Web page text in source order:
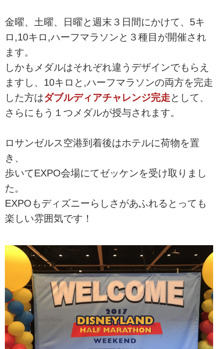
金曜、土曜、日曜と週末３日間にかけて、5キ
ロ,10キロ,ハーフマラソンと３種目が開催され
ます。
しかもメダルはそれぞれ違うデザインでもらえ
ますし、10キロと,ハーフマラソンの両方を完走
した方はダブルディアチャレンジ完走として、
さらにもう１つメダルが授与されます。
ロサンゼルス空港到着後はホテルに荷物を置
き、
歩いてEXPO会場にてゼッケンを受け取りまし
た。
EXPOもディズニーらしさがあふれるとっても
楽しい雰囲気です！